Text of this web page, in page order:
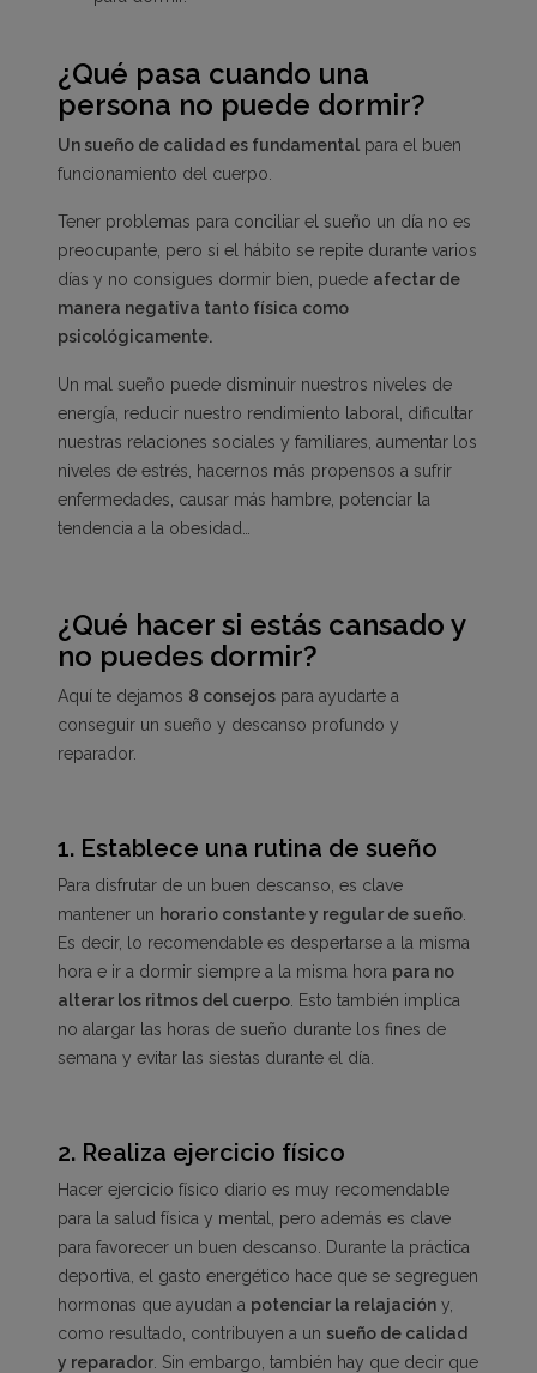
¿Qué pasa cuando una
persona no puede dormir?
Un sueño de calidad es fundamental para el buen
funcionamiento del cuerpo.
Tener problemas para conciliar el sueño un día no es
preocupante, pero si el hábito se repite durante varios
días y no consigues dormir bien, puede afectar de
manera negativa tanto física como
psicológicamente.
Un mal sueño puede disminuir nuestros niveles de
energía, reducir nuestro rendimiento laboral, dificultar
nuestras relaciones sociales y familiares, aumentar los
niveles de estrés, hacernos más propensos a sufrir
enfermedades, causar más hambre, potenciar la
tendencia a la obesidad…
¿Qué hacer si estás cansado y
no puedes dormir?
Aquí te dejamos 8 consejos para ayudarte a
conseguir un sueño y descanso profundo y
reparador.
1. Establece una rutina de sueño
Para disfrutar de un buen descanso, es clave
mantener un horario constante y regular de sueño
Es decir, lo recomendable es despertarse a la misma
hora e ir a dormir siempre a la misma hora para no
alterar los ritmos del cuerpo . Esto también implica
no alargar las horas de sueño durante los fines de
semana y evitar las siestas durante el día.
2. Realiza ejercicio físico
Hacer ejercicio físico diario es muy recomendable
para la salud física y mental, pero además es clave
para favorecer un buen descanso. Durante la práctica
deportiva, el gasto energético hace que se segreguen
hormonas que ayudan a potenciar la relajación y,
como resultado, contribuyen a un sueño de calidad
y reparador . Sin embargo, también hay que decir que